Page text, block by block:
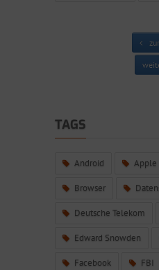
TAGS
Android Apple
Browser
Deutsche Telekom
Edward Snowden
Facebook FBI